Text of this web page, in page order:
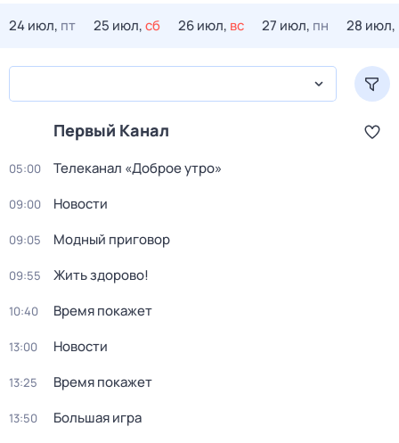
24 июл, пт 25 июл,сб 26 июл, вс 27 июл, пн 28 июл,
Первый Канал
05:00 Телеканал «Доброе утро»
09:00 Новости
09:05 Модный приговор
09:55 Жить здорово!
10:40 Время покажет
13:00 Новости
13:25 Время покажет
13:50 Большая игра